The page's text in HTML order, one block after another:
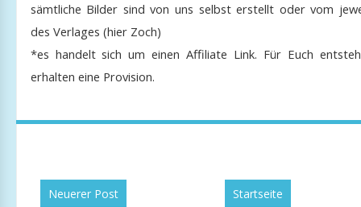
sämtliche Bilder sind von uns selbst erstellt oder vom
des Verlages (hier Zoch)
*es handelt sich um einen Affiliate Link. Für Euch
erhalten eine Provision.
Neuerer Post Startseite